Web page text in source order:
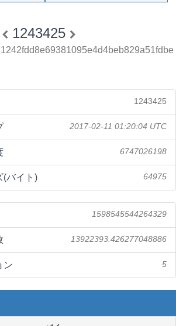
1243425
1243425
2017-02-11 01:20:04 UTC
6747026198
(バイト) 64975
1598545544264329
13922393.426277048886
ン 5